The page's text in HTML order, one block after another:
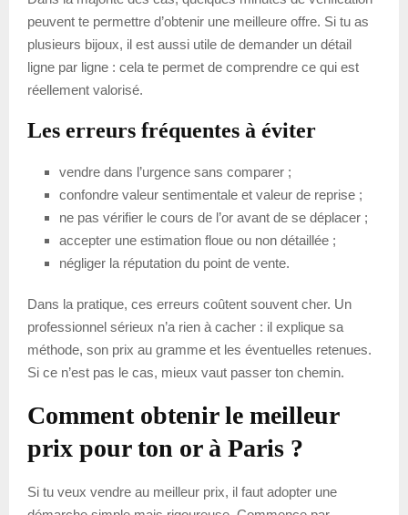
peuvent te permettre d’obtenir une meilleure offre. Si tu as
plusieurs bijoux, il est aussi utile de demander un détail
ligne par ligne : cela te permet de comprendre ce qui est
réellement valorisé.
Les erreurs fréquentes à éviter
vendre dans l’urgence sans comparer ;
confondre valeur sentimentale et valeur de reprise ;
ne pas vérifier le cours de l’or avant de se déplacer ;
accepter une estimation floue ou non détaillée ;
négliger la réputation du point de vente.
Dans la pratique, ces erreurs coûtent souvent cher. Un
professionnel sérieux n’a rien à cacher : il explique sa
méthode, son prix au gramme et les éventuelles retenues.
Si ce n’est pas le cas, mieux vaut passer ton chemin.
Comment obtenir le meilleur
prix pour ton or à Paris ?
Si tu veux vendre au meilleur prix, il faut adopter une